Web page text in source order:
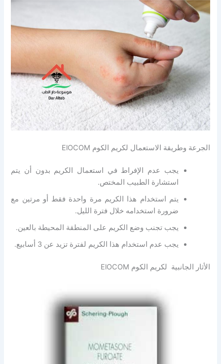
الجرعة وطريقة الاستعمال لكريم الكوم ElOCOM
يجب عدم الإفراط في استعمال الكريم بدون أن يتم
استشارة الطبيب المختص.
يتم استخدام هذا الكريم مرة واحدة فقط أو مرتين مع
ضرورة استخدامه خلال فترة الليل.
يجب تجنب وضع الكريم على المنطقة المحيطة بالعين.
يجب عدم استخدام هذا الكريم لفترة تزيد عن 3 أسابيع.
الأثار الجانبية لكريم الكوم ElOCOM